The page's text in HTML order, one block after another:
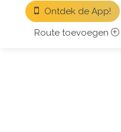
Ontdek de App!
Route toevoegen